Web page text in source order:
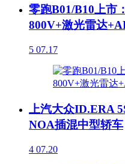
零跑B01/B10上市
800V+激光雷达
5 07.17
上汽大众ID.ERA
NOA插混中型轿车
4 07.20